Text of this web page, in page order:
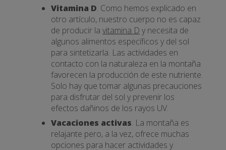
Vitamina D. Como hemos explicado en
otro artículo, nuestro cuerpo no es capaz
de producir la vitamina D y necesita de
algunos alimentos específicos y del sol
para sintetizarla. Las actividades en
contacto con la naturaleza en la montaña
favorecen la producción de este nutriente.
Solo hay que tomar algunas precauciones
para disfrutar del sol y prevenir los
efectos dañinos de los rayos UV.
Vacaciones activas. La montaña es
relajante pero, a la vez, ofrece muchas
opciones para hacer actividades y